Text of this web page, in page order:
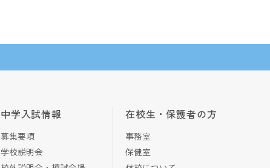
中学入試情報
募集要項
学校説明会
在校生・保護者の方
事務室
保健室